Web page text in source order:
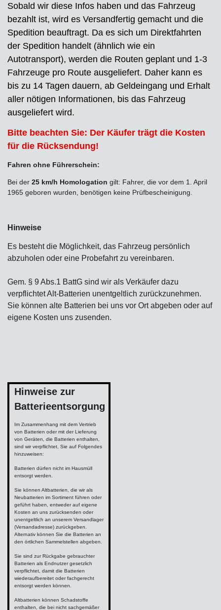
Sobald wir diese Infos haben und das Fahrzeug
bezahlt ist, wird es Versandfertig gemacht und die
Spedition beauftragt. Da es sich um Direktfahrten
der Spedition handelt (ähnlich wie ein
Autotransport), werden die Routen geplant und 1-3
Fahrzeuge pro Route ausgeliefert. Daher kann es
bis zu 14 Tagen dauern, ab Geldeingang und Erhalt
aller nötigen Informationen, bis das Fahrzeug
ausgeliefert wird.
Bitte beachten Sie: Der Käufer trägt die Kosten
für die Rücksendung!
Fahren ohne Führerschein:
Bei der 25 km/h Homologation gilt: Fahrer, die vor dem 1. April
1965 geboren wurden, benötigen keine Prüfbescheinigung.
Hinweise
Es besteht die Möglichkeit, das Fahrzeug persönlich
abzuholen oder eine Probefahrt zu vereinbaren.
Gem. § 9 Abs.1 BattG sind wir als Verkäufer dazu
verpflichtet Alt-Batterien unentgeltlich zurückzunehmen.
Sie können alte Batterien bei uns vor Ort abgeben oder auf
eigene Kosten uns zusenden.
Hinweise zur
Batterieentsorgung
Im Zusammenhang mit dem Vertrieb
von Batterien oder mit der Lieferung
von Geräten, die Batterien enthalten,
sind wir verpflichtet, Sie auf Folgendes
hinzuweisen:
Batterien dürfen nicht im Hausmüll
entsorgt werden.
Sie können Altbatterien, die wir als
Neubatterien im Sortiment führen oder
geführt haben, entweder auf eigene
Kosten an uns zurücksenden oder
unentgeltlich an unserem Versandlager
(Versandadresse) zurückgeben.
Alternativ können Sie die Batterien an
den örtlichen Sammelstellen abgeben.
Sie sind zur Rückgabe gebrauchter
Batterien als Endnutzer gesetzlich
verpflichtet, damit die Batterien
wiederaufbereitet oder fachgerecht
entsorgt werden können.
Altbatterien können Schadstoffe
enthalten, die bei nicht sachgemäßer